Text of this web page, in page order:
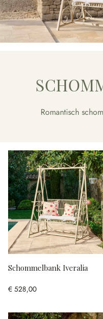
Romantisch
Schommelbank Iveralia
€ 528,00